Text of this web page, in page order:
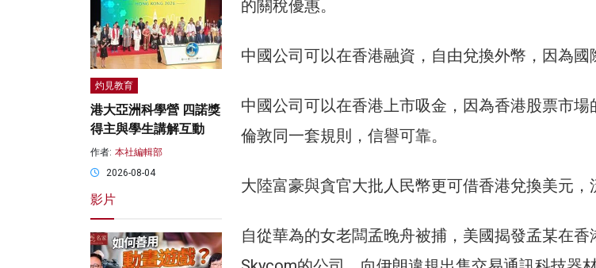
的關稅優惠。
中國公司可以在香港融資，自由兌換外幣，因為國
中國公司可以在香港上市吸金，因為香港股票市
倫敦同一套規則，信譽可靠。
大陸富豪與貪官大批人民幣更可借香港兌換美元，
自從華為的女老闆孟晚舟被捕，美國揭發孟某在香
灼見教育
港大亞洲科學營 四諾獎
得主與學生講解互動
作者: 本社編輯部
2026-08-04
影片